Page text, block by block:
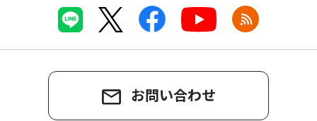
お問い合わせ